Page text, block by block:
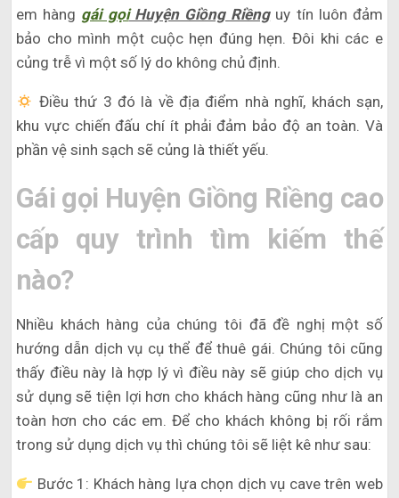
em hàng gái gọiHuyện Giồng Riềnguy tín luôn đảm
bảo cho mình một cuộc hẹn đúng hẹn. Đôi khi các e
củng trễ vì một số lý do không chủ định.
Điều thứ 3 đó là về địa điểm nhà nghĩ, khách sạn,
khu vực chiến đấu chí ít phải đảm bảo độ an toàn. Và
phần vệ sinh sạch sẽ củng là thiết yếu.
Gái gọi Huyện Giồng Riềng cao
cấp quy trình tìm kiếm thế
nào?
Nhiều khách hàng của chúng tôi đã đề nghị một số
hướng dẫn dịch vụ cụ thể để thuê gái. Chúng tôi cũng
thấy điều này là hợp lý vì điều này sẽ giúp cho dịch vụ
sử dụng sẽ tiện lợi hơn cho khách hàng cũng như là an
toàn hơn cho các em. Để cho khách không bị rối rắm
trong sử dụng dịch vụ thì chúng tôi sẽ liệt kê như sau:
Bước 1: Khách hàng lựa chọn dịch vụ cave trên web